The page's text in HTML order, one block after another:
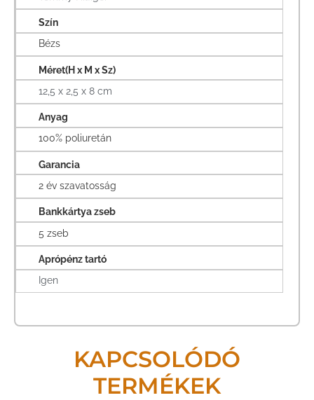
Szín
Bézs
Méret(H x M x Sz)
12,5 x 2,5 x 8 cm
Anyag
100% poliuretán
Garancia
2 év szavatosság
Bankkártya zseb
5 zseb
Aprópénz tartó
Igen
KAPCSOLÓDÓ
TERMÉKEK